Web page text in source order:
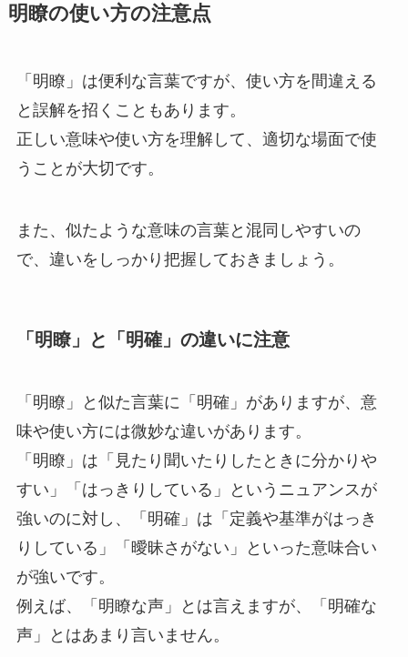
明瞭の使い方の注意点
「明瞭」は便利な言葉ですが、使い方を間違える
と誤解を招くこともあります。
正しい意味や使い方を理解して、適切な場面で使
うことが大切です。
また、似たような意味の言葉と混同しやすいの
で、違いをしっかり把握しておきましょう。
「明瞭」と「明確」の違いに注意
「明瞭」と似た言葉に「明確」がありますが、意
味や使い方には微妙な違いがあります。
「明瞭」は「見たり聞いたりしたときに分かりや
すい」「はっきりしている」というニュアンスが
強いのに対し、「明確」は「定義や基準がはっき
りしている」「曖昧さがない」といった意味合い
が強いです。
例えば、「明瞭な声」とは言えますが、「明確な
声」とはあまり言いません。